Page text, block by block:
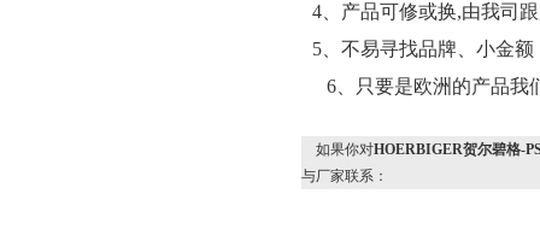
4、产品可修或换,由我司
5、不易寻找品牌、小金
6、只要是欧洲的产品我
如果你对HOERBIGER贺尔碧格-
与厂家联系：